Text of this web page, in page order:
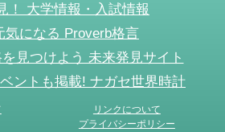
！ 大学情報・入試情報
気になる Proverb格言
見つけよう 未来発見サイト
ントも掲載! ナガセ世界時計
リンクについて
プライバシーポリシー